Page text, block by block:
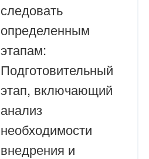
следовать
определенным
этапам:
Подготовительный
этап, включающий
анализ
необходимости
внедрения и